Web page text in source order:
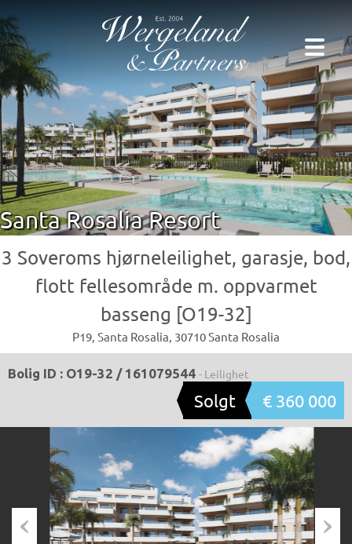
Santa Rosalia Resort
3 Soveroms hjørneleilighet, garasje, bod,
flott fellesområde m. oppvarmet
basseng [O19-32]
P19, Santa Rosalia, 30710 Santa Rosalia
Bolig ID : O19-32 / 161079544 - Leilighet
Solgt € 360 000